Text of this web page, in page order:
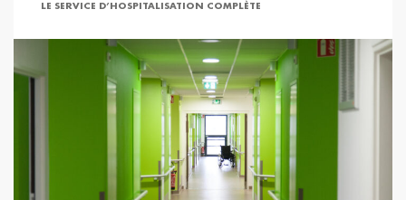
LE SERVICE D’HOSPITALISATION COMPLÈTE